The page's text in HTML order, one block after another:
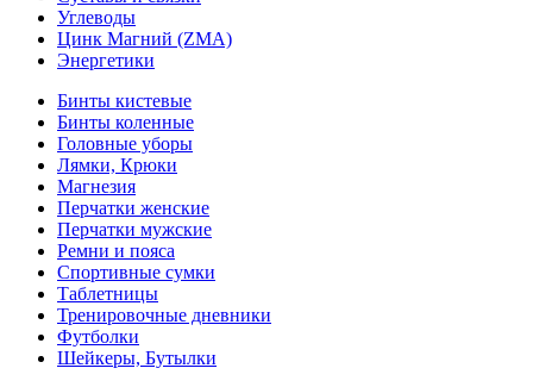
Углеводы
Цинк Магний (ZMA)
Энергетики
Бинты кистевые
Бинты коленные
Головные уборы
Лямки, Крюки
Магнезия
Перчатки женские
Перчатки мужские
Ремни и пояса
Спортивные сумки
Таблетницы
Тренировочные дневники
Футболки
Шейкеры, Бутылки